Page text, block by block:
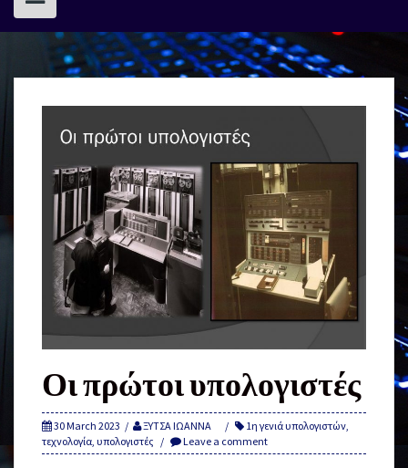
Οι πρώτοι υπολογιστές
30 March 2023 ΞΥΤΣΑ ΙΩΑΝΝΑ 1η γενιά υπολογιστών,
τεχνολογία, υπολογιστές Leave a comment